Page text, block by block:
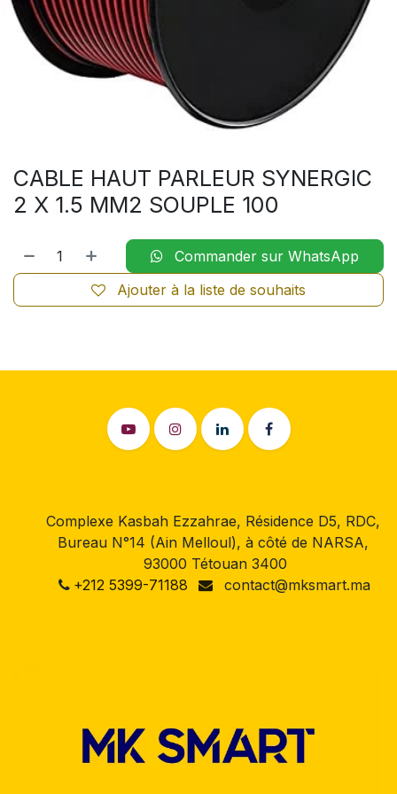
CABLE HAUT PARLEUR SYNERGIC
2 X 1.5 MM2 SOUPLE 100
Commander sur WhatsApp
Ajouter à la liste de souhaits
Complexe Kasbah Ezzahrae, Résidence D5, RDC,
Bureau N°14 (Ain Melloul), à côté de NARSA,
93000 Tétouan 3400
+212 5399-71188
contact@mksmart.ma